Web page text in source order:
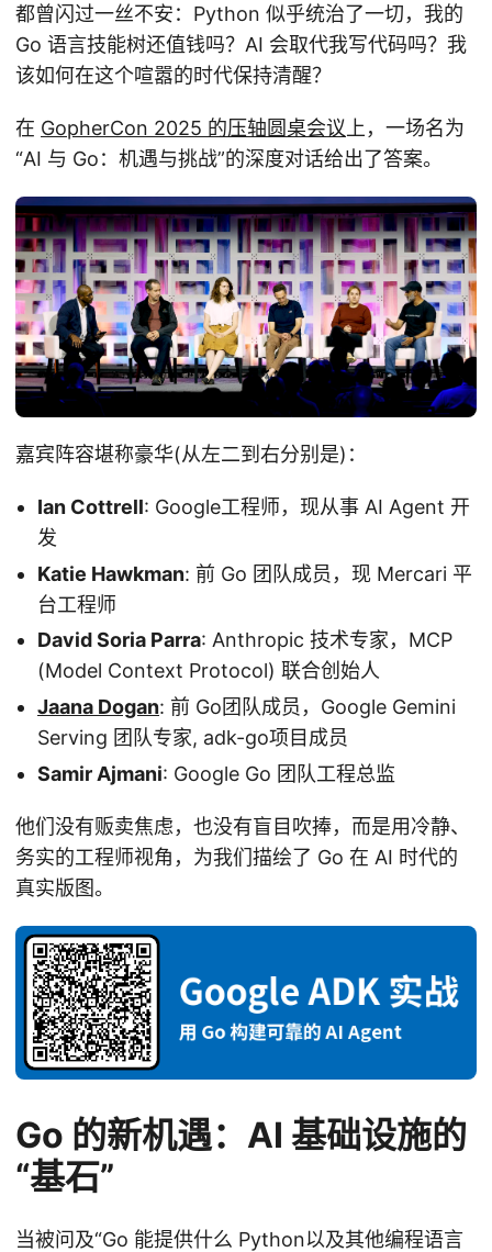
都曾闪过一丝不安：Python 似乎统治了一切，我的
Go 语言技能树还值钱吗？AI 会取代我写代码吗？我
该如何在这个喧嚣的时代保持清醒？
在 GopherCon 2025 的压轴圆桌会议 上，一场名为
“AI 与 Go：机遇与挑战”的深度对话给出了答案。
嘉宾阵容堪称豪华(从左二到右分别是)：
Ian Cottrell: Google工程师，现从事 AI Agent 开
发
Katie Hawkman: 前 Go 团队成员，现 Mercari 平
台工程师
David Soria Parra: Anthropic 技术专家，MCP
(Model Context Protocol) 联合创始人
Jaana Dogan: 前 Go团队成员，Google Gemini
Serving 团队专家, adk-go项目成员
Samir Ajmani: Google Go 团队工程总监
他们没有贩卖焦虑，也没有盲目吹捧，而是用冷静、
务实的工程师视角，为我们描绘了 Go 在 AI 时代的
真实版图。
Go 的新机遇：AI 基础设施的
“基石”
当被问及“Go 能提供什么 Python以及其他编程语言